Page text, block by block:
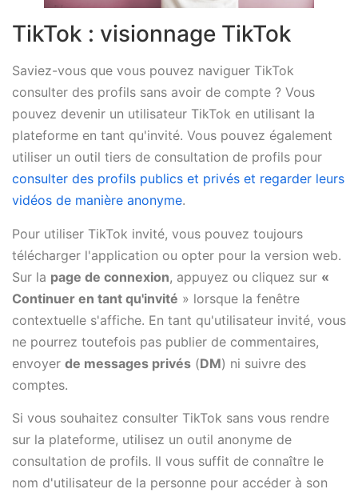
TikTok : visionnage TikTok
Saviez-vous que vous pouvez naviguer TikTok
consulter des profils sans avoir de compte ? Vous
pouvez devenir un utilisateur TikTok en utilisant la
plateforme en tant qu'invité. Vous pouvez également
utiliser un outil tiers de consultation de profils pour
consulter des profils publics et privés et regarder leurs
vidéos de manière anonyme.
Pour utiliser TikTok invité, vous pouvez toujours
télécharger l'application ou opter pour la version web.
Sur la page de connexion, appuyez ou cliquez sur «
Continuer en tant qu'invité » lorsque la fenêtre
contextuelle s'affiche. En tant qu'utilisateur invité, vous
ne pourrez toutefois pas publier de commentaires,
envoyer de messages privés (DM) ni suivre des
comptes.
Si vous souhaitez consulter TikTok sans vous rendre
sur la plateforme, utilisez un outil anonyme de
consultation de profils. Il vous suffit de connaître le
nom d'utilisateur de la personne pour accéder à son